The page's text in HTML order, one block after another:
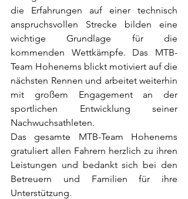
die Erfahrungen auf einer technisch
anspruchsvollen Strecke bilden eine
wichtige Grundlage für die
kommenden Wettkämpfe. Das MTB-
Team Hohenems blickt motiviert auf die
nächsten Rennen und arbeitet weiterhin
mit großem Engagement an der
sportlichen Entwicklung seiner
Nachwuchsathleten.
Das gesamte MTB-Team Hohenems
gratuliert allen Fahrern herzlich zu ihren
Leistungen und bedankt sich bei den
Betreuern und Familien für ihre
Unterstützung.